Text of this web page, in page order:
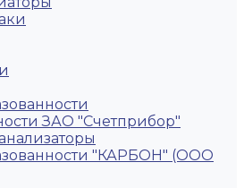
ЗАО "Счетприбор"
"КАРБОН" (ООО